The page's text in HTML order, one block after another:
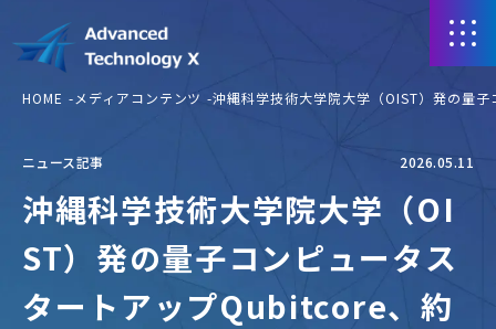
HOME メディアコンテンツ 沖縄科学技術大学院大学（OIST）発の量
ニュース記事 2026.05.11
沖縄科学技術大学院大学（OI
ST）発の量子コンピュータス
タートアップQubitcore、約